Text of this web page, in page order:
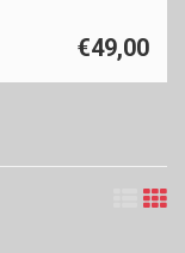
€49,00